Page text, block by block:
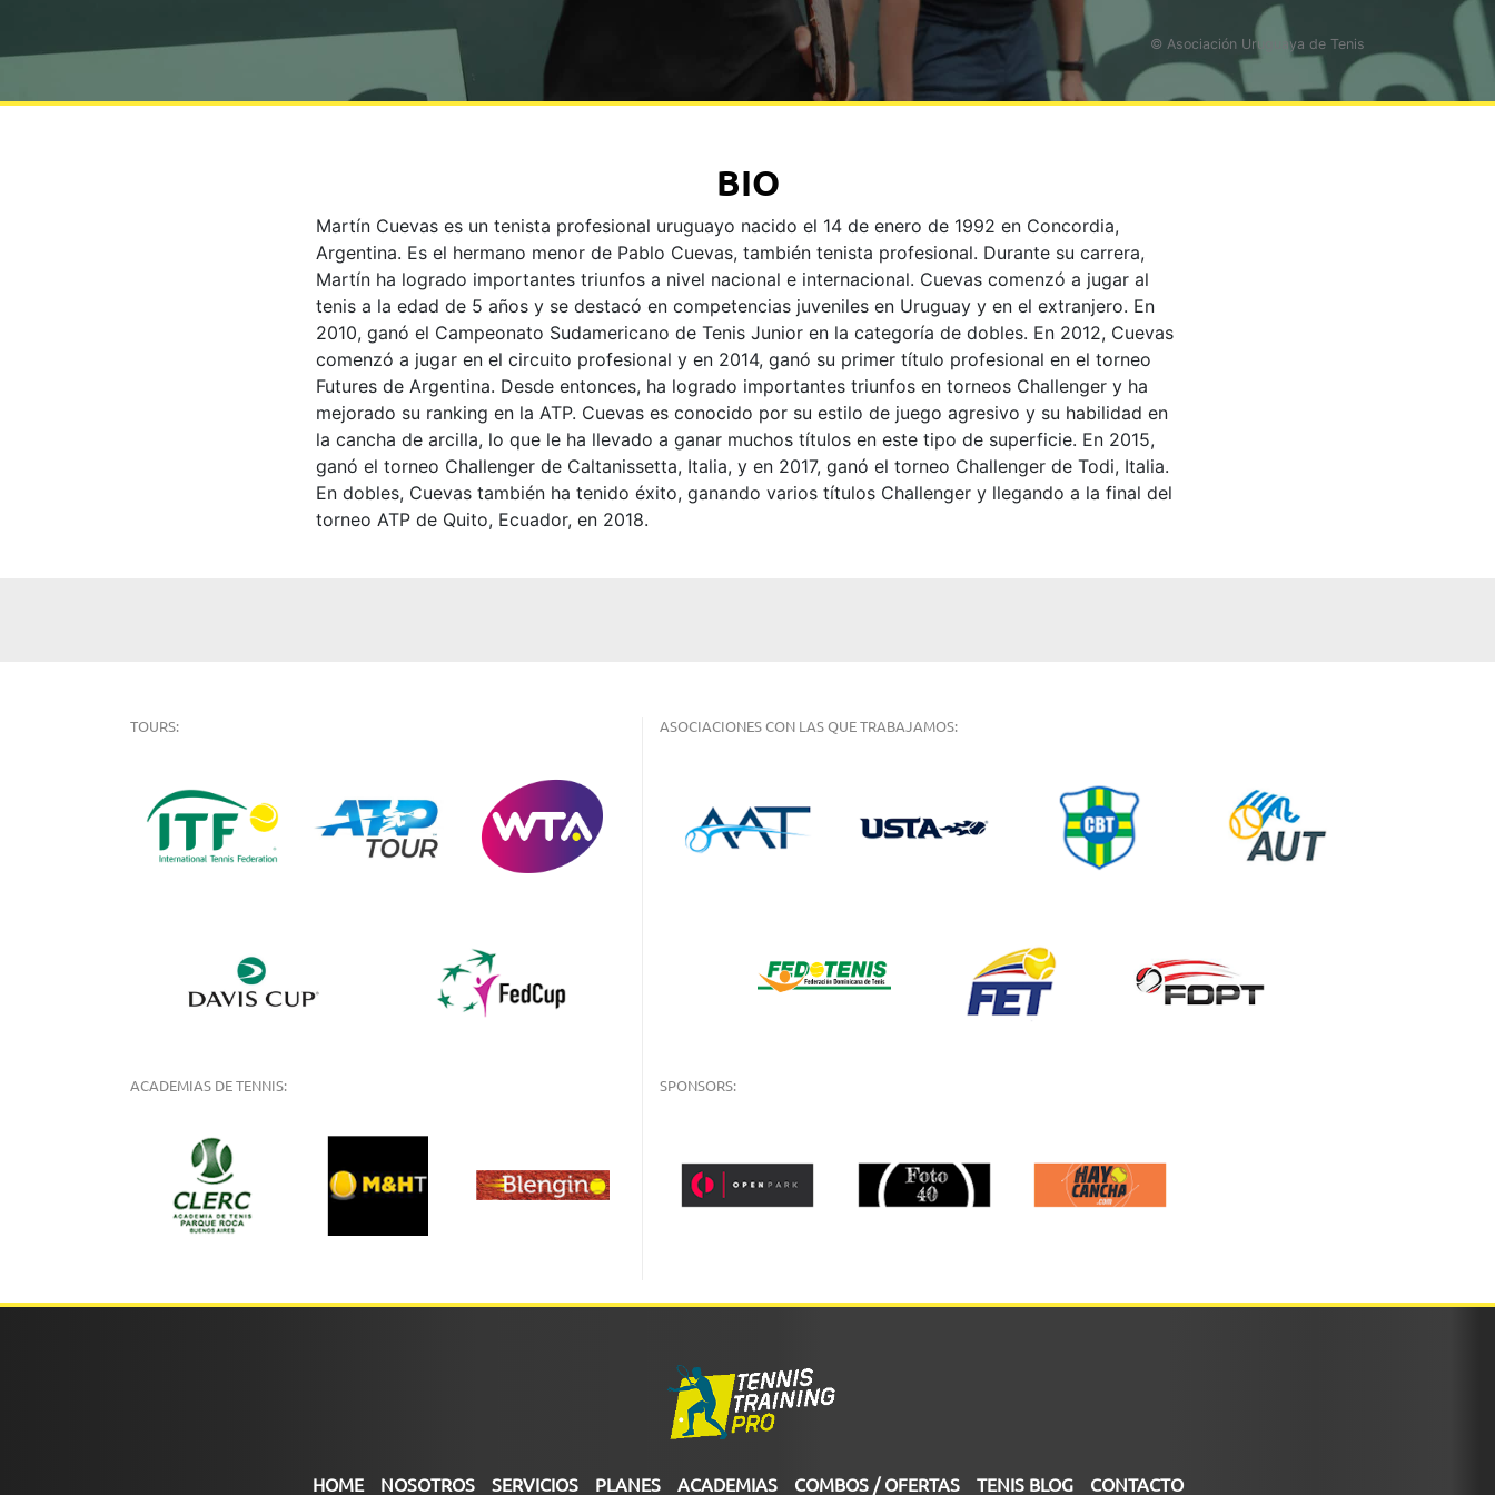
© Asociación Uruguaya de Tenis
BIO
Martín Cuevas es un tenista profesional uruguayo nacido el 14 de enero de 1992 en Concordia,
Argentina. Es el hermano menor de Pablo Cuevas, también tenista profesional. Durante su carrera,
Martín ha logrado importantes triunfos a nivel nacional e internacional. Cuevas comenzó a jugar al
tenis a la edad de 5 años y se destacó en competencias juveniles en Uruguay y en el extranjero. En
2010, ganó el Campeonato Sudamericano de Tenis Junior en la categoría de dobles. En 2012, Cuevas
comenzó a jugar en el circuito profesional y en 2014, ganó su primer título profesional en el torneo
Futures de Argentina. Desde entonces, ha logrado importantes triunfos en torneos Challenger y ha
mejorado su ranking en la ATP. Cuevas es conocido por su estilo de juego agresivo y su habilidad en
la cancha de arcilla, lo que le ha llevado a ganar muchos títulos en este tipo de superficie. En 2015,
ganó el torneo Challenger de Caltanissetta, Italia, y en 2017, ganó el torneo Challenger de Todi, Italia.
En dobles, Cuevas también ha tenido éxito, ganando varios títulos Challenger y llegando a la final del
torneo ATP de Quito, Ecuador, en 2018.
TOURS:
ACADEMIAS DE TENNIS:
ASOCIACIONES CON LAS QUE TRABAJAMOS:
SPONSORS:
HOME NOSOTROS SERVICIOS PLANES ACADEMIAS COMBOS / OFERTAS TENIS BLOG CONTACTO